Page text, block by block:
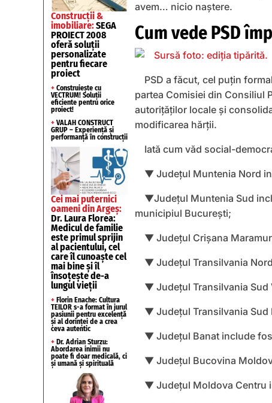
Construcții &
imobiliare:SEGA
PROIECT 2008
oferă soluții
personalizate
pentru fiecare
proiect
+ Construiește cu
VECTRUM! Soluții
eficiente pentru orice
proiect!
+ VALAH CONSTRUCT
GRUP – Experiență și
performanță în construcții
Cei mai puternici
oameni din Argeș:
Dr. Laura Florea:
Medicul de familie
este primul sprijin
al pacientului, cel
care îl cunoaște cel
mai bine și îl
însoțește de-a
lungul vieții
+ Florin Enache: Cultura
TEILOR s-a format în jurul
pasiunii pentru excelență
și al dorinței de a crea
ceva autentic
+ Dr. Adrian Sturzu:
Abordarea inimii nu
poate fi doar medicală, ci
și umană și spirituală
avem… nicio naștere.
Cum vede PSD
PSD a făcut, cel puțin
partea Comisiei din Consiliul
autorițăților locale și
modificarea hărții.
Iată cum văd social-
▼ Judeţul Muntenia Nord
▼Judeţul Muntenia Sud
municipiul Bucureşti;
▼ Judeţul Crişana
▼ Judeţul Transilvania
▼ Judeţul Transilvania Sud
▼ Judeţul Transilvania Sud
▼ Judeţul Banat include
▼ Judeţul Bucovina
▼ Judeţul Moldova Centru